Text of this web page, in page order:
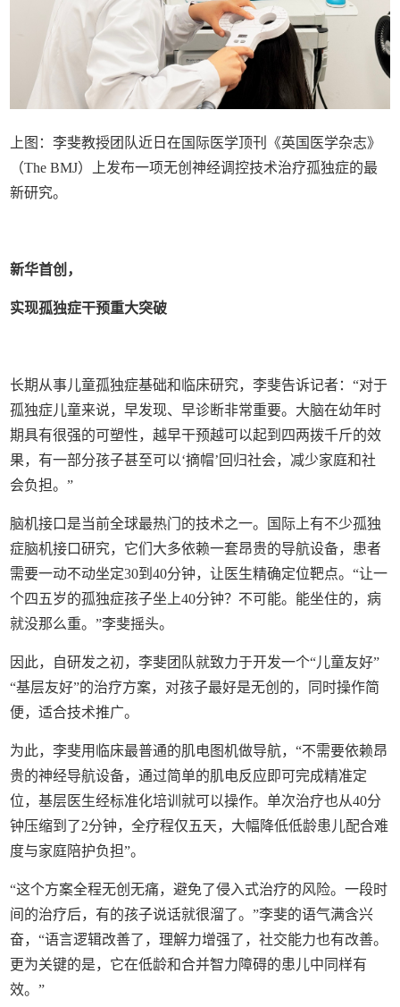
上图：李斐教授团队近日在国际医学顶刊《英国医学杂志》
（The BMJ）上发布一项无创神经调控技术治疗孤独症的最
新研究。
新华首创，
实现孤独症干预重大突破
长期从事儿童孤独症基础和临床研究，李斐告诉记者：“对于
孤独症儿童来说，早发现、早诊断非常重要。大脑在幼年时
期具有很强的可塑性，越早干预越可以起到四两拨千斤的效
果，有一部分孩子甚至可以‘摘帽’回归社会，减少家庭和社
会负担。”
脑机接口是当前全球最热门的技术之一。国际上有不少孤独
症脑机接口研究，它们大多依赖一套昂贵的导航设备，患者
需要一动不动坐定30到40分钟，让医生精确定位靶点。“让一
个四五岁的孤独症孩子坐上40分钟？不可能。能坐住的，病
就没那么重。”李斐摇头。
因此，自研发之初，李斐团队就致力于开发一个“儿童友好”
“基层友好”的治疗方案，对孩子最好是无创的，同时操作简
便，适合技术推广。
为此，李斐用临床最普通的肌电图机做导航，“不需要依赖昂
贵的神经导航设备，通过简单的肌电反应即可完成精准定
位，基层医生经标准化培训就可以操作。单次治疗也从40分
钟压缩到了2分钟，全疗程仅五天，大幅降低低龄患儿配合难
度与家庭陪护负担”。
“这个方案全程无创无痛，避免了侵入式治疗的风险。一段时
间的治疗后，有的孩子说话就很溜了。”李斐的语气满含兴
奋，“语言逻辑改善了，理解力增强了，社交能力也有改善。
更为关键的是，它在低龄和合并智力障碍的患儿中同样有
效。”